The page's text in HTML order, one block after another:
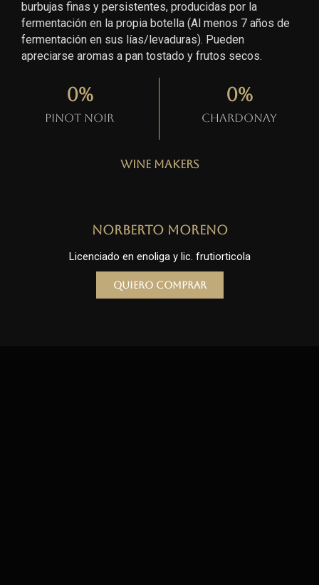
burbujas finas y persistentes, producidas por la
fermentación en la propia botella (Al menos 7 años de
fermentación en sus lías/levaduras). Pueden
apreciarse aromas a pan tostado y frutos secos.
Pinot Noir
0%
Chardonay
0%
Wine Makers
Norberto Moreno
Licenciado en enoliga y lic. frutiorticola
Quiero comprar